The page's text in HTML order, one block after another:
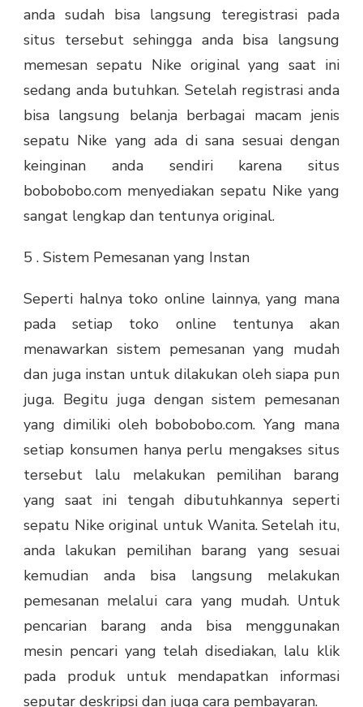
anda sudah bisa langsung teregistrasi pada
situs tersebut sehingga anda bisa langsung
memesan sepatu Nike original yang saat ini
sedang anda butuhkan. Setelah registrasi anda
bisa langsung belanja berbagai macam jenis
sepatu Nike yang ada di sana sesuai dengan
keinginan anda sendiri karena situs
bobobobo.com menyediakan sepatu Nike yang
sangat lengkap dan tentunya original.
5 . Sistem Pemesanan yang Instan
Seperti halnya toko online lainnya, yang mana
pada setiap toko online tentunya akan
menawarkan sistem pemesanan yang mudah
dan juga instan untuk dilakukan oleh siapa pun
juga. Begitu juga dengan sistem pemesanan
yang dimiliki oleh bobobobo.com. Yang mana
setiap konsumen hanya perlu mengakses situs
tersebut lalu melakukan pemilihan barang
yang saat ini tengah dibutuhkannya seperti
sepatu Nike original untuk Wanita. Setelah itu,
anda lakukan pemilihan barang yang sesuai
kemudian anda bisa langsung melakukan
pemesanan melalui cara yang mudah. Untuk
pencarian barang anda bisa menggunakan
mesin pencari yang telah disediakan, lalu klik
pada produk untuk mendapatkan informasi
seputar deskripsi dan juga cara pembayaran.